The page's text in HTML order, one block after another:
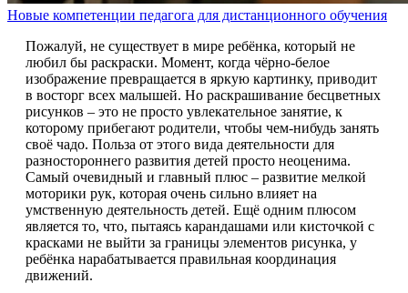
Новые компетенции педагога для дистанционного обучения
Пожалуй, не существует в мире ребёнка, который не
любил бы раскраски. Момент, когда чёрно-белое
изображение превращается в яркую картинку, приводит
в восторг всех малышей. Но раскрашивание бесцветных
рисунков – это не просто увлекательное занятие, к
которому прибегают родители, чтобы чем-нибудь занять
своё чадо. Польза от этого вида деятельности для
разностороннего развития детей просто неоценима.
Самый очевидный и главный плюс – развитие мелкой
моторики рук, которая очень сильно влияет на
умственную деятельность детей. Ещё одним плюсом
является то, что, пытаясь карандашами или кисточкой с
красками не выйти за границы элементов рисунка, у
ребёнка нарабатывается правильная координация
движений.